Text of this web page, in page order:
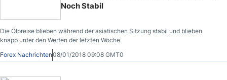
Noch Stabil
Die Ölpreise blieben während der asiatischen Sitzung stabil und blieben
knapp unter den Werten der letzten Woche.
Forex Nachrichten08/01/2018 09:08 GMT0